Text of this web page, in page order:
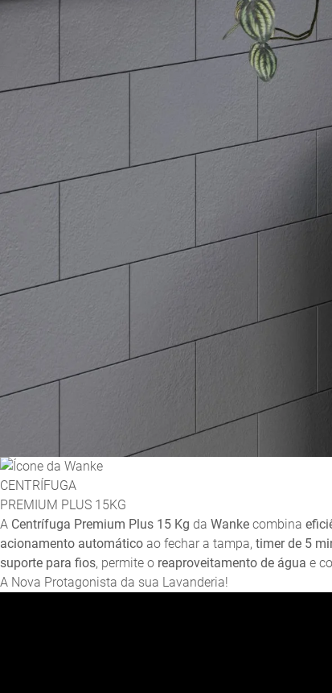
CENTRÍFUGA
PREMIUM PLUS 15KG
A Centrífuga Premium Plus 15 Kg da Wanke combina
acionamento automático ao fechar a tampa, timer de 5
suporte para fios, permite o reaproveitamento de água e
A Nova Protagonista da sua Lavanderia!